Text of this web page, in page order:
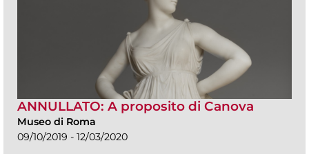
ANNULLATO: A proposito di Canova
Museo di Roma
09/10/2019 - 12/03/2020